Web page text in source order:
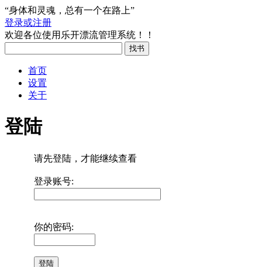
“身体和灵魂，总有一个在路上”
登录或注册
欢迎各位使用乐开漂流管理系统！！
首页
设置
关于
登陆
请先登陆，才能继续查看
登录账号:
你的密码: